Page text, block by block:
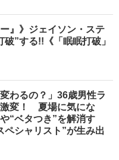
』》ジェイソン・ステ
”する!!《「眠眠打破」
わるの？」36歳男性ラ
激変！ 夏場に気にな
“ベタつき”を解消す
ペシャリスト”が生み出